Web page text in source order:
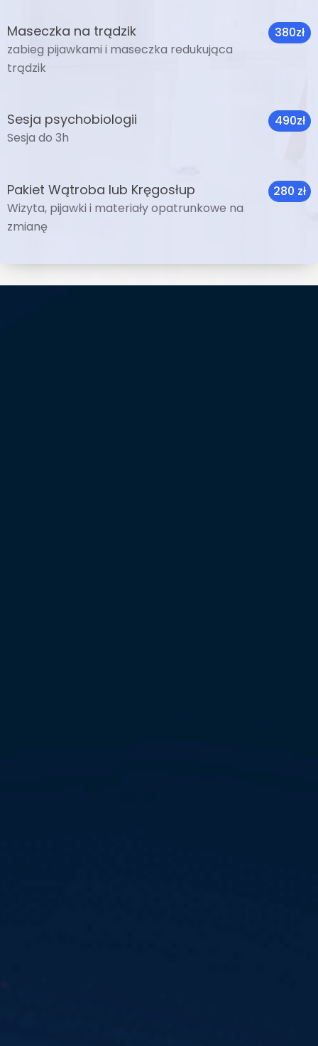
Maseczka na trądzik
zabieg pijawkami i maseczka redukująca
trądzik
380zł
Sesja psychobiologii
Sesja do 3h
490zł
Pakiet Wątroba lub Kręgosłup
Wizyta, pijawki i materiały opatrunkowe na
zmianę
280 zł